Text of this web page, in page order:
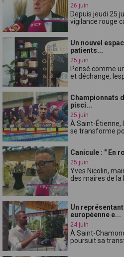
26 juin
Depuis jeudi 25
vigilance rouge
Un nouvel
patients...
25 juin
Pensé comme
et déchange,
Championnats
pisci...
25 juin
À Saint-Étienne,
se transforme
Canicule : " En
25 juin
Yves Nicolin,
des maires de la
Un
européenne e...
24 juin
À Saint-
poursuit sa